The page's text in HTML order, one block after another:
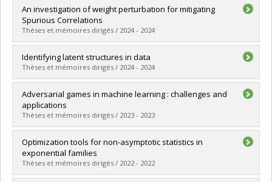
Graduate :Gallego-Posada, Jose
Cycle :Doctoral
Grade :Ph. D.
Lien vers le document dans Papyrus
An investigation of weight perturbation for mitigating
Spurious Correlations
Thèses et mémoires dirigés / 2024 - 2024
Graduate :Nobahari, Rozhin
Cycle : Master's
Grade :M. Sc.
Lien vers le document dans Papyrus
Identifying latent structures in data
Thèses et mémoires dirigés / 2024 - 2024
Graduate : Lachapelle, Sébastien
Cycle :Doctoral
Grade :Ph. D.
Lien vers le document dans Papyrus
Adversarial games in machine learning : challenges and
applications
Thèses et mémoires dirigés / 2023 - 2023
Graduate :Berard, Hugo
Cycle :Doctoral
Grade :Ph. D.
Lien vers le document dans Papyrus
Optimization tools for non-asymptotic statistics in
exponential families
Thèses et mémoires dirigés / 2022 - 2022